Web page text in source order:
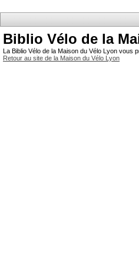
Biblio Vélo de la
La Biblio Vélo de la Maison du Vélo Lyon
Retour au site de la Maison du Vélo Lyon